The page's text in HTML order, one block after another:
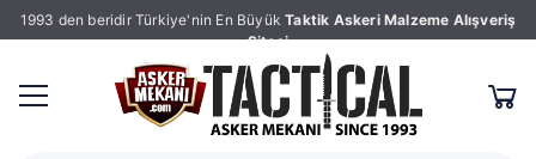
1993 den beridir Türkiye'nin En Büyük Taktik Askeri Malzeme Alışveriş
Sitesi